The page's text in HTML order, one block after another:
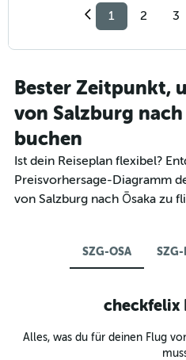
1 2 3
Bester Zeitpunkt,
von Salzburg nach
buchen
Ist dein Reiseplan flexibel?
Preisvorhersage-Diagramm
von Salzburg nach Ōsaka zu
SZG-OSA SZG-
checkfelix
Alles, was du für deinen Flug